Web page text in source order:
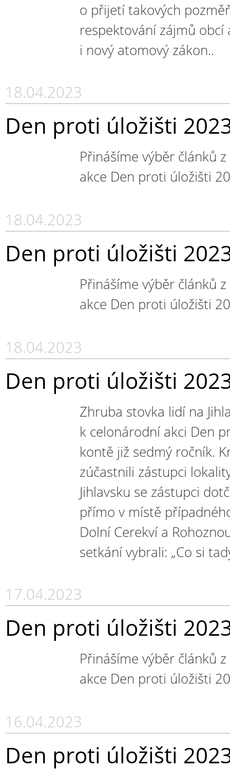
o přijetí takových
respektování zájmů obcí
i nový atomový zákon..
18.04.2023
Den proti úložišti
Přinášíme výběr článků
akce Den proti úložišti
18.04.2023
Den proti úložišti
Přinášíme výběr článků
akce Den proti úložišti
18.04.2023
Den proti úložišti
Zhruba stovka lidí na
k celonárodní akci Den
kontě již sedmý ročník.
zúčastnili zástupci
Jihlavsku se zástupci
přímo v místě
Dolní Cerekví a
setkání vybrali: „Co si
17.04.2023
Den proti úložišti
Přinášíme výběr článků
akce Den proti úložišti
16.04.2023
Den proti úložišti